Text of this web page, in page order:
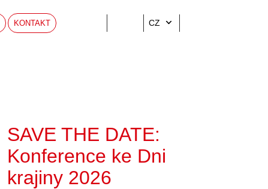
KONTAKT CZ
SAVE THE DATE:
Konference ke Dni
krajiny 2026